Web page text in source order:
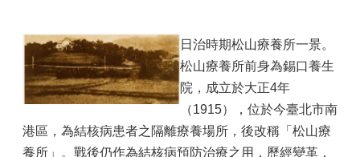
日治時期松山療養所一景。
松山療養所前身為錫口養生
院，成立於大正4年
（1915），位於今臺北市南
港區，為結核病患者之隔離療養場所，後改稱「松山療
養所」。戰後仍作為結核病預防治療之用，歷經變革，